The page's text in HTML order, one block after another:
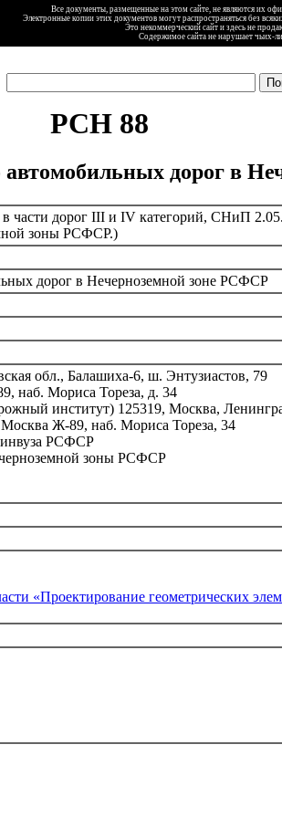
Все документы, размещенные на этом сайте, не являются их
Электронные копии этих документов могут распространяться без
Это некоммерческий сайт и здесь не
Содержимое сайта не нарушает чьих-
РСН 88
автомобильных дорог в
части дорог III и IV категорий, СНиП
зоны РСФСР.)
дорог в Нечерноземной зоне РСФСР
обл., Балашиха-6, ш. Энтузиастов, 79
наб. Мориса Тореза, д. 34
институт) 125319, Москва,
Ж-89, наб. Мориса Тореза, 34
РСФСР
зоны РСФСР
«Проектирование геометрических